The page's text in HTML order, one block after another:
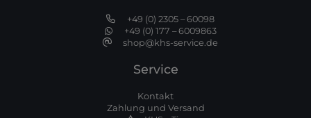
+49 (0) 2305 – 60098
+49 (0) 177 – 6009863
shop@khs-service.de
Service
Kontakt
Zahlung und Versand